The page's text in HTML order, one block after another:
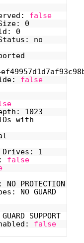
false
0
0
no
false
1023
with
Drives: 1
false
PROTECTION
NO GUARD
SUPPORT
false